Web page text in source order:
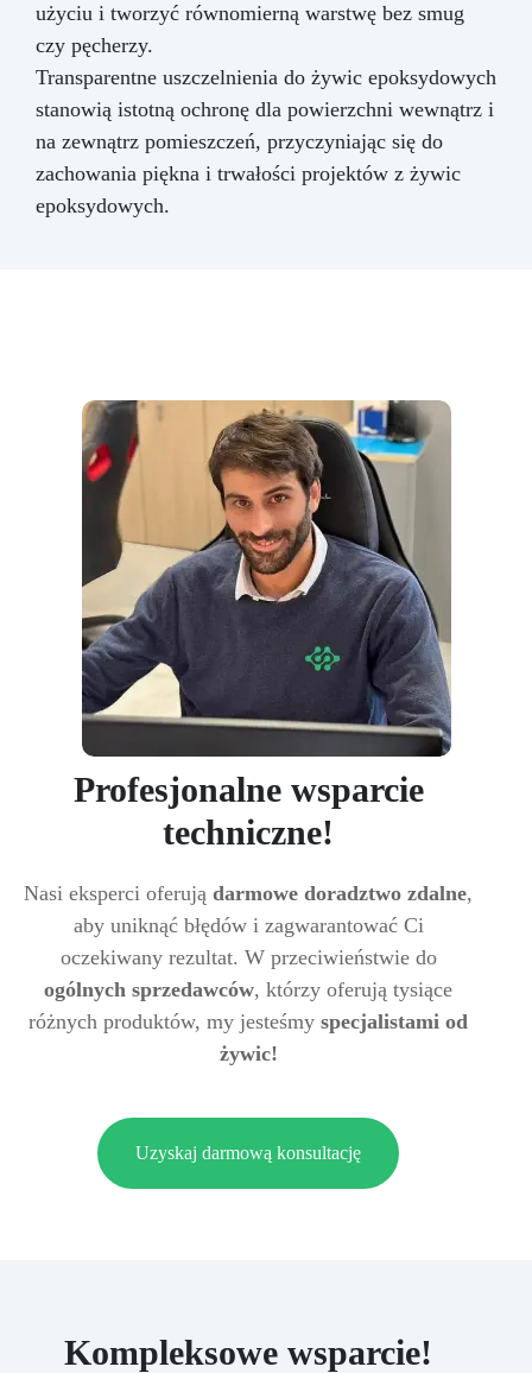
użyciu i tworzyć równomierną warstwę bez smug
czy pęcherzy.
Transparentne uszczelnienia do żywic epoksydowych
stanowią istotną ochronę dla powierzchni wewnątrz i
na zewnątrz pomieszczeń, przyczyniając się do
zachowania piękna i trwałości projektów z żywic
epoksydowych.
Profesjonalne wsparcie
techniczne!
Nasi eksperci oferują darmowe doradztwo zdalne,
aby uniknąć błędów i zagwarantować Ci
oczekiwany rezultat. W przeciwieństwie do
ogólnych sprzedawców, którzy oferują tysiące
różnych produktów, my jesteśmy specjalistami od
żywic!
Uzyskaj darmową konsultację
Kompleksowe wsparcie!